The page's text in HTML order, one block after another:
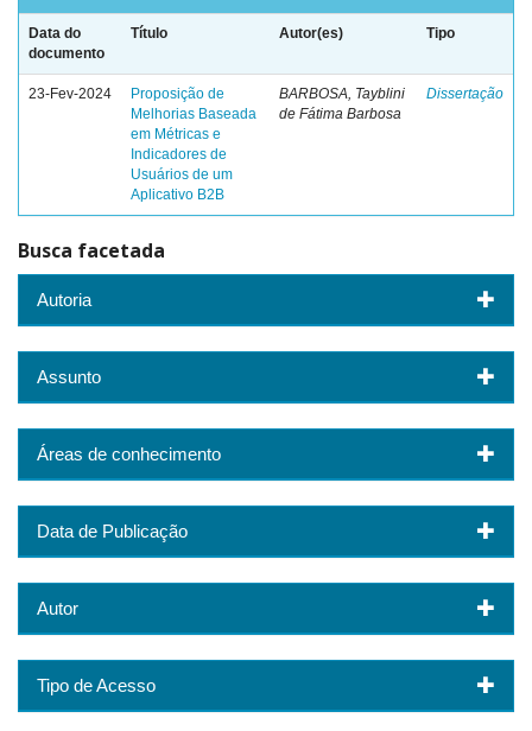
Data do
documento
Título Autor(es) Tipo
23-Fev-2024
Proposição de
Melhorias Baseada
em Métricas e
Indicadores de
Usuários de um
Aplicativo B2B
BARBOSA, Tayblini
de Fátima Barbosa
Dissertação
Busca facetada
Autoria
Assunto
Áreas de conhecimento
Data de Publicação
Autor
Tipo de Acesso